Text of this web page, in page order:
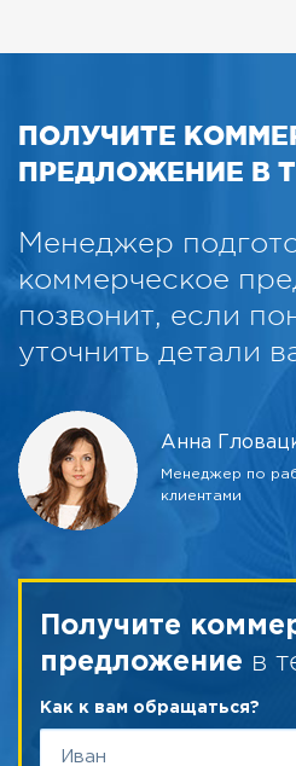
ПОЛУЧИТЕ
ПРЕДЛОЖЕНИЕ В
Менеджер
коммерческое
позвонит, если
уточнить детали
Анна
Менеджер по
клиентами
Получите
предложение в
Как к вам обращаться?